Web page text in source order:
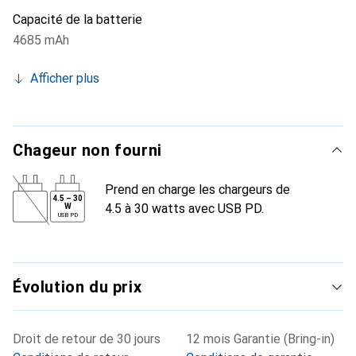
Capacité de la batterie
4685 mAh
Afficher plus
Chageur non fourni
4.5 – 30
W
USB PD
Prend en charge les chargeurs de
4.5 à 30 watts avec USB PD.
Évolution du prix
Droit de retour de 30 jours
12 mois Garantie (Bring-in)